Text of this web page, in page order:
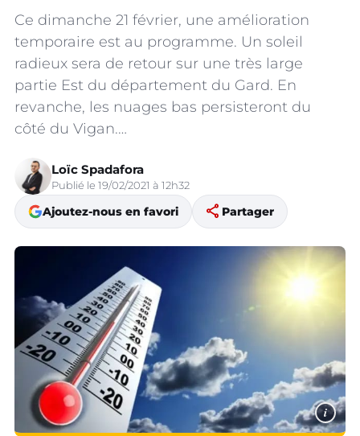
Ce dimanche 21 février, une amélioration
temporaire est au programme. Un soleil
radieux sera de retour sur une très large
partie Est du département du Gard. En
revanche, les nuages bas persisteront du
côté du Vigan.…
Loïc Spadafora
Publié le 19/02/2021 à 12h32
Ajoutez-nous en favori share Partager
i